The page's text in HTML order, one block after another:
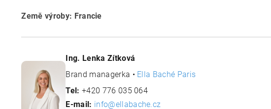
Země výroby: Francie
Ing. Lenka Zítková
Brand managerka • Ella Baché Paris
Tel: +420 776 035 064
E-mail: info@ellabache.cz